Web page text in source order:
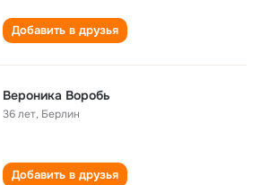
Добавить в друзья
Вероника Воробь
36 лет, Берлин
Добавить в друзья